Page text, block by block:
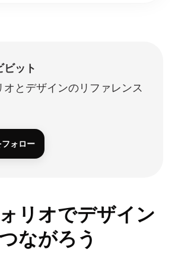
ビット
とデザインのリファレンス
ォロー
リオでデザイン
ながろう